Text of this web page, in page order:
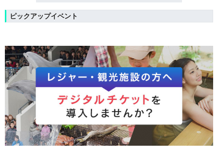
ピックアップイベント